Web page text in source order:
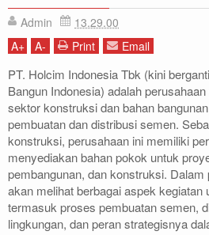
Admin
13.29.00
A+ A- Print Email
PT. Holcim Indonesia Tbk (kini
Bangun Indonesia) adalah
sektor konstruksi dan bahan
pembuatan dan distribusi semen.
konstruksi, perusahaan ini memiliki
menyediakan bahan pokok untuk
pembangunan, dan konstruksi. Dalam
akan melihat berbagai aspek kegiatan
termasuk proses pembuatan semen,
lingkungan, dan peran strategisnya